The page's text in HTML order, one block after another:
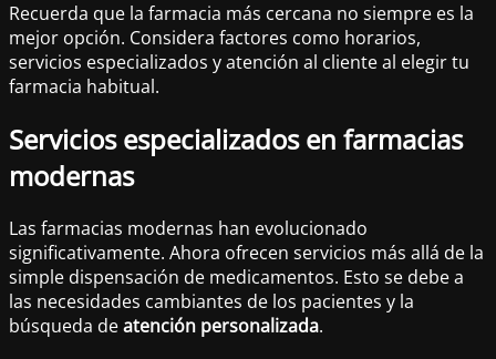
Recuerda que la farmacia más cercana no siempre es la
mejor opción. Considera factores como horarios,
servicios especializados y atención al cliente al elegir tu
farmacia habitual.
Servicios especializados en farmacias
modernas
Las farmacias modernas han evolucionado
significativamente. Ahora ofrecen servicios más allá de la
simple dispensación de medicamentos. Esto se debe a
las necesidades cambiantes de los pacientes y la
búsqueda deatención personalizada.